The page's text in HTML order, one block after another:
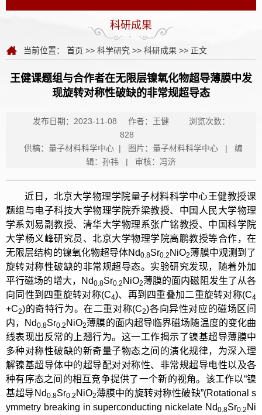
科研成果
当前位置： 首页 >> 科学研究 >> 科研成果 >> 正文
王健课题组与合作者在无限层镍氧化物超导薄膜中发
现旋转对称性破缺的非常规超导态
发布日期：2023-11-08 作者：王健
浏览次数：
828
供稿：量子材料科学中心 | 图片：量子材料科学中心 | 编
辑：孙祎 | 审核：冯济
近日，北京大学物理学院量子材料科学中心王健教授课
题组与电子科技大学物理学院乔梁教授、中国人民大学物理
学系刘易副教授、清华大学物理系张广铭教授、中国科学院
大学杨义峰研究员、北京大学物理学院高鹏教授等合作，在
无限层结构的镍氧化物超导体Nd0.8Sr0.2 NiO2薄膜中观测到了
旋转对称性破缺的非常规超导态。实验研究发现，随着外加
平行磁场的增大，Nd0.8Sr0.2 NiO2薄膜的面内磁阻发生了从各
向同性到四重旋转对称(C4)、再到四重叠加二重旋转对称(C4
+C2)的奇特行为。在二重对称(C2)各向异性对应的磁场区间
内，Nd0.8Sr0.2 NiO2薄膜的面内超导临界磁场随温度的变化曲
线表现出反常的上翘行为。这一工作揭示了镍基超导薄膜中
多种对称性破缺的新奇量子物态之间的演化规律，为深入理
解镍基超导体中的超导配对对称性、非常规超导电性以及各
种有序态之间的相互竞争提供了一个新的视角。该工作以“镍
基超导Nd0.8Sr0.2 NiO2薄膜中的旋转对称性破缺”(Rotational s
ymmetry breaking in superconducting nickelate Nd0.8Sr0.2 Ni